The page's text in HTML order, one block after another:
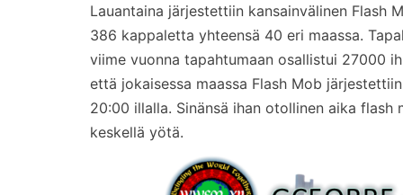
Lauantaina järjestettiin kansainvälinen Flash
386 kappaletta yhteensä 40 eri maassa.
viime vuonna tapahtumaan osallistui 27000
että jokaisessa maassa Flash Mob
20:00 illalla. Sinänsä ihan otollinen aika
keskellä yötä.